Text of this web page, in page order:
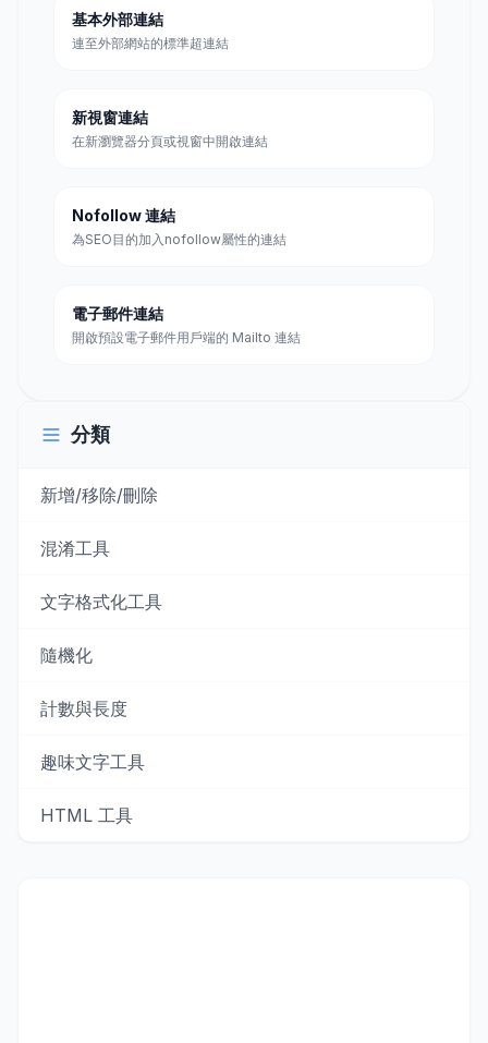
基本外部連結
連至外部網站的標準超連結
新視窗連結
在新瀏覽器分頁或視窗中開啟連結
Nofollow 連結
為SEO目的加入nofollow屬性的連結
電子郵件連結
開啟預設電子郵件用戶端的 Mailto 連結
分類
新增/移除/刪除
混淆工具
文字格式化工具
隨機化
計數與長度
趣味文字工具
HTML 工具